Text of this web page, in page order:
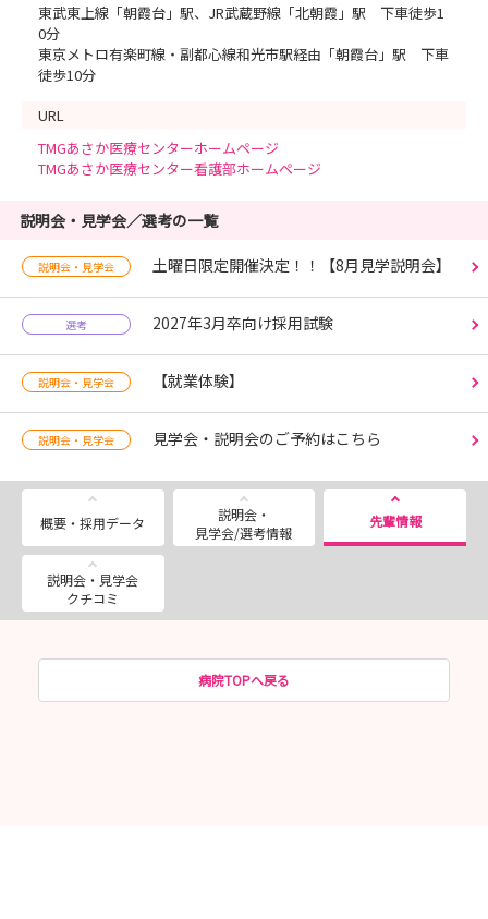
東武東上線「朝霞台」駅、JR武蔵野線「北朝霞」駅 下車徒歩1
0分
東京メトロ有楽町線・副都心線和光市駅経由「朝霞台」駅 下車
徒歩10分
URL
TMGあさか医療センターホームページ
TMGあさか医療センター看護部ホームページ
説明会・見学会／選考の一覧
説明会・見学会 土曜日限定開催決定！！【8月見学説明会】
選考 2027年3月卒向け採用試験
説明会・見学会 【就業体験】
説明会・見学会 見学会・説明会のご予約はこちら
概要・採用データ
説明会・
見学会/選考情報
先輩情報
説明会・見学会
クチコミ
病院TOPへ戻る